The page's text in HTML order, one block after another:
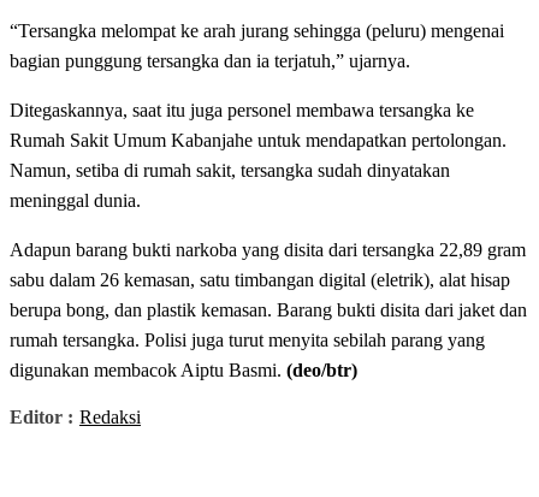
“Tersangka melompat ke arah jurang sehingga (peluru) mengenai
bagian punggung tersangka dan ia terjatuh,” ujarnya.
Ditegaskannya, saat itu juga personel membawa tersangka ke
Rumah Sakit Umum Kabanjahe untuk mendapatkan pertolongan.
Namun, setiba di rumah sakit, tersangka sudah dinyatakan
meninggal dunia.
Adapun barang bukti narkoba yang disita dari tersangka 22,89 gram
sabu dalam 26 kemasan, satu timbangan digital (eletrik), alat hisap
berupa bong, dan plastik kemasan. Barang bukti disita dari jaket dan
rumah tersangka. Polisi juga turut menyita sebilah parang yang
digunakan membacok Aiptu Basmi. (deo/btr)
Editor : Redaksi